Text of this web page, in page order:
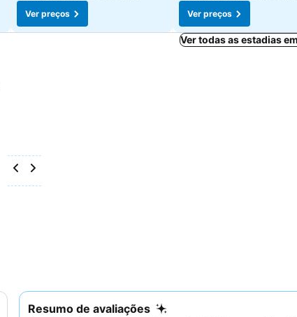
Ver preços
Ver preços
Ver todas as estadias
Resumo de avaliações